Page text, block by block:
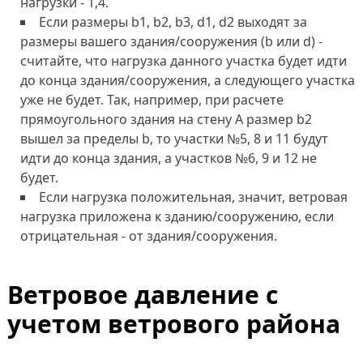
Если размеры b1, b2, b3, d1, d2 выходят за
размеры вашего здания/сооружения (b или d) -
считайте, что нагрузка данного участка будет идти
до конца здания/сооружения, а следующего участка
уже не будет. Так, например, при расчете
прямоугольного здания на стену А размер b2
вышел за пределы b, то участки №5, 8 и 11 будут
идти до конца здания, а участков №6, 9 и 12 не
будет.
Если нагрузка положительная, значит, ветровая
нагрузка приложена к зданию/сооружению, если
отрицательная - от здания/сооружения.
Ветровое давление с
учетом ветрового района